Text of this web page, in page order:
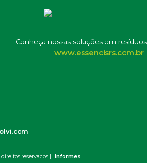
Conheça nossas soluções em
www.essencisrs.com.br
direitos reservados | Informes